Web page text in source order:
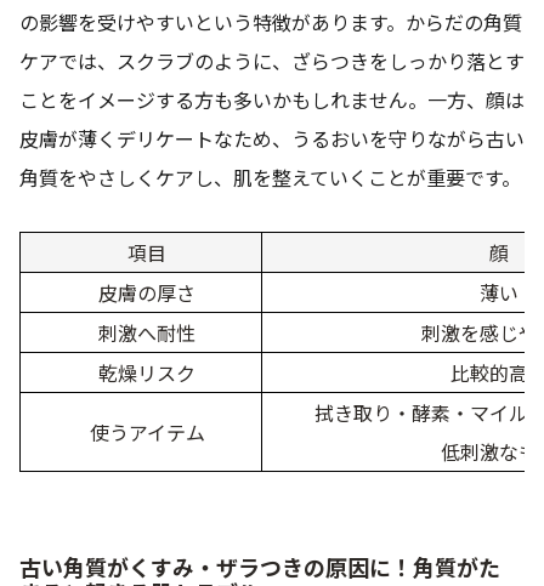
の影響を受けやすいという特徴があります。からだの角質
ケアでは、スクラブのように、ざらつきをしっかり落とす
ことをイメージする方も多いかもしれません。一方、顔は
皮膚が薄くデリケートなため、うるおいを守りながら古い
角質をやさしくケアし、肌を整えていくことが重要です。
項目
顔
皮膚の厚さ
薄い
刺激へ耐性
刺激を感じや
乾燥リスク
比較的高
使うアイテム
拭き取り・酵素・マイル
低刺激なも
古い角質がくすみ・ザラつきの原因に！角質がた